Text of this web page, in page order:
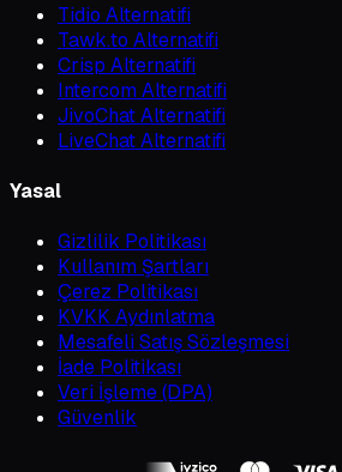
Tidio Alternatifi
Tawk.to Alternatifi
Crisp Alternatifi
Intercom Alternatifi
JivoChat Alternatifi
LiveChat Alternatifi
Yasal
Gizlilik Politikası
Kullanım Şartları
Çerez Politikası
KVKK Aydınlatma
Mesafeli Satış Sözleşmesi
İade Politikası
Veri İşleme (DPA)
Güvenlik